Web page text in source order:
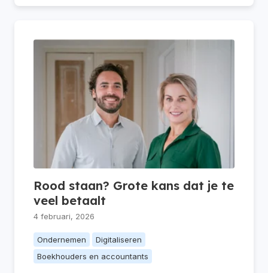
Rood staan? Grote kans dat je te
veel betaalt
4 februari, 2026
Ondernemen
Digitaliseren
Boekhouders en accountants